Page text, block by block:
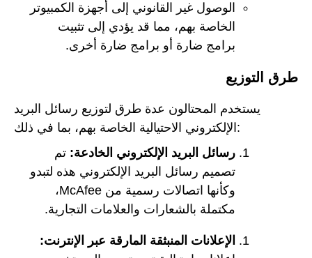
الوصول غير القانوني إلى أجهزة الكمبيوتر
الخاصة بهم، مما قد يؤدي إلى تثبيت
برامج ضارة أو برامج ضارة أخرى.
طرق التوزيع
يستخدم المحتالون عدة طرق لتوزيع رسائل البريد
الإلكتروني الاحتيالية الخاصة بهم، بما في ذلك:
رسائل البريد الإلكتروني الخادعة: تم
تصميم رسائل البريد الإلكتروني هذه لتبدو
وكأنها اتصالات رسمية من McAfee،
مكتملة بالشعارات والعلامات التجارية.
الإعلانات المنبثقة المارقة عبر الإنترنت: